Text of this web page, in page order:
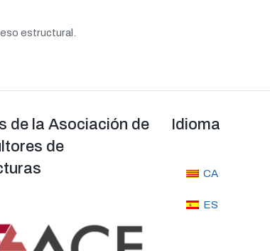
estructural.
de la Asociación de
de
Idioma
CA
ES